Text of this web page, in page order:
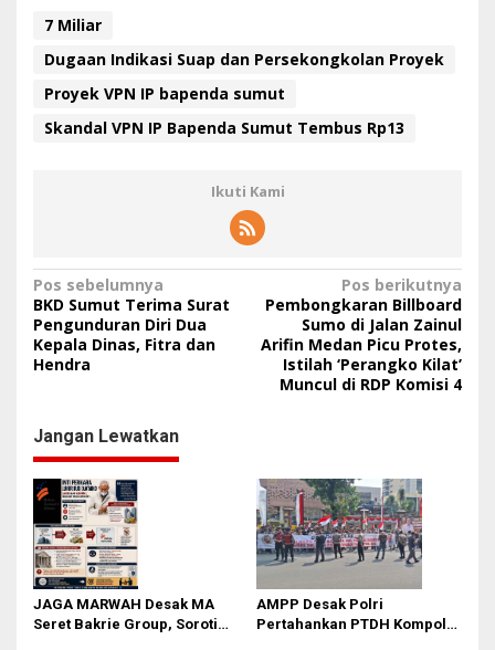
7 Miliar
Dugaan Indikasi Suap dan Persekongkolan Proyek
Proyek VPN IP bapenda sumut
Skandal VPN IP Bapenda Sumut Tembus Rp13
Ikuti Kami
N
a
v
a
s
i
p
o
s
Pos sebelumnya
BKD Sumut Terima Surat
Pengunduran Diri Dua
Kepala Dinas, Fitra dan
Hendra
Pos berikutnya
Pembongkaran Billboard
Sumo di Jalan Zainul
Arifin Medan Picu Protes,
Istilah ‘Perangko Kilat’
Muncul di RDP Komisi 4
Jangan Lewatkan
JAGA MARWAH Desak MA
Seret Bakrie Group, Soroti
AMPP Desak Polri
Pertahankan PTDH Kompol